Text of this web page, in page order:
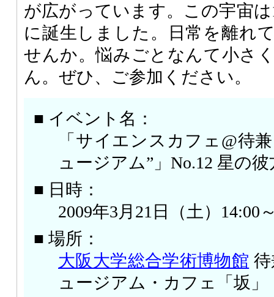
が広がっています。この宇宙
に誕生しました。日常を離れ
せんか。悩みごとなんて小さ
ん。ぜひ、ご参加ください。
■ イベント名：
「サイエンスカフェ@待
ュージアム”」No.12 星の
■ 日時：
2009年3月21日（土）14:00
■ 場所：
大阪大学総合学術博物館
ュージアム・カフェ「坂」